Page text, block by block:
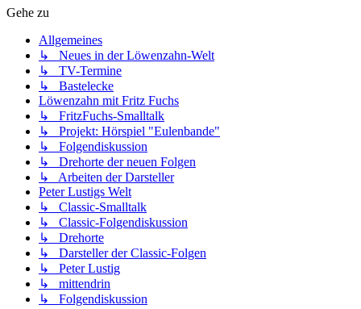
Gehe zu
Allgemeines
↳ Neues in der Löwenzahn-Welt
↳ TV-Termine
↳ Bastelecke
Löwenzahn mit Fritz Fuchs
↳ FritzFuchs-Smalltalk
↳ Projekt: Hörspiel "Eulenbande"
↳ Folgendiskussion
↳ Drehorte der neuen Folgen
↳ Arbeiten der Darsteller
Peter Lustigs Welt
↳ Classic-Smalltalk
↳ Classic-Folgendiskussion
↳ Drehorte
↳ Darsteller der Classic-Folgen
↳ Peter Lustig
↳ mittendrin
↳ Folgendiskussion